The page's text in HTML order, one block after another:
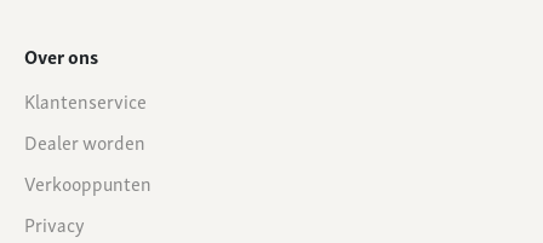
Over ons
Klantenservice
Dealer worden
Verkooppunten
Privacy